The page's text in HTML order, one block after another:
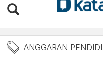
Berita
ANGGARAN